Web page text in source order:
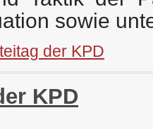
sowie
der KPD
KPD